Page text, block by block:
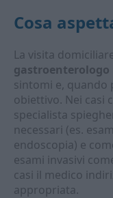
Cosa
La visita
gastroenterologo
sintomi e, quando
obiettivo. Nei casi
specialista
necessari (es.
endoscopia) e
esami invasivi
casi il medico
appropriata.